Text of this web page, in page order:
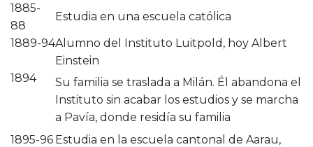
1885-
88
Estudia en una escuela católica
1889-94Alumno del Instituto Luitpold, hoy Albert
Einstein
1894
Su familia se traslada a Milán. Él abandona el
Instituto sin acabar los estudios y se marcha
a Pavía, donde residía su familia
1895-96 Estudia en la escuela cantonal de Aarau,